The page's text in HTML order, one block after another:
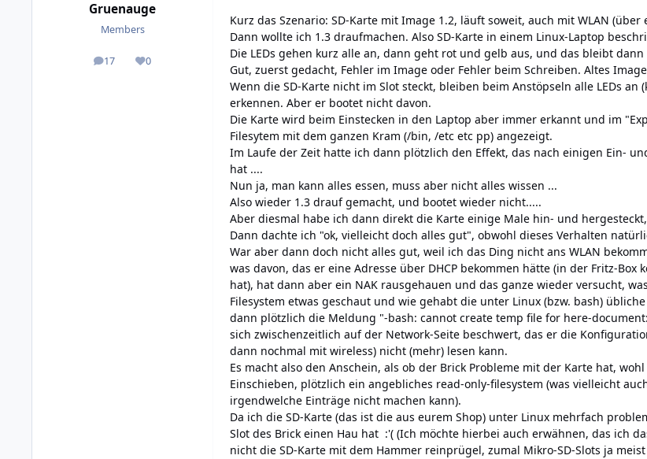
Gruenauge
Members
17
posts 0
Reputation
Kurz das Szenario: SD-Karte mit Image 1.2, läuft soweit, auch mit WLAN (über
Dann wollte ich 1.3 draufmachen. Also SD-Karte in einem Linux-Laptop
Die LEDs gehen kurz alle an, dann geht rot und gelb aus, und das bleibt dann
Gut, zuerst gedacht, Fehler im Image oder Fehler beim Schreiben. Altes
Wenn die SD-Karte nicht im Slot steckt, bleiben beim Anstöpseln alle LEDs
erkennen. Aber er bootet nicht davon.
Die Karte wird beim Einstecken in den Laptop aber immer erkannt und im
Filesytem mit dem ganzen Kram (/bin, /etc etc pp) angezeigt.
Im Laufe der Zeit hatte ich dann plötzlich den Effekt, das nach einigen Ein-
hat ....
Nun ja, man kann alles essen, muss aber nicht alles wissen ...
Also wieder 1.3 drauf gemacht, und bootet wieder nicht.....
Aber diesmal habe ich dann direkt die Karte einige Male hin- und
Dann dachte ich "ok, vielleicht doch alles gut", obwohl dieses Verhalten
War aber dann doch nicht alles gut, weil ich das Ding nicht ans WLAN
was davon, das er eine Adresse über DHCP bekommen hätte (in der Fritz-
hat), hat dann aber ein NAK rausgehauen und das ganze wieder versucht,
Filesystem etwas geschaut und wie gehabt die unter Linux (bzw. bash)
dann plötzlich die Meldung "-bash: cannot create temp file for here-
sich zwischenzeitlich auf der Network-Seite beschwert, das er die
dann nochmal mit wireless) nicht (mehr) lesen kann.
Es macht also den Anschein, als ob der Brick Probleme mit der Karte hat,
Einschieben, plötzlich ein angebliches read-only-filesystem (was vielleicht
irgendwelche Einträge nicht machen kann).
Da ich die SD-Karte (das ist die aus eurem Shop) unter Linux mehrfach
Slot des Brick einen Hau hat :'( (Ich möchte hierbei auch erwähnen, das ich
nicht die SD-Karte mit dem Hammer reinprügel, zumal Mikro-SD-Slots ja